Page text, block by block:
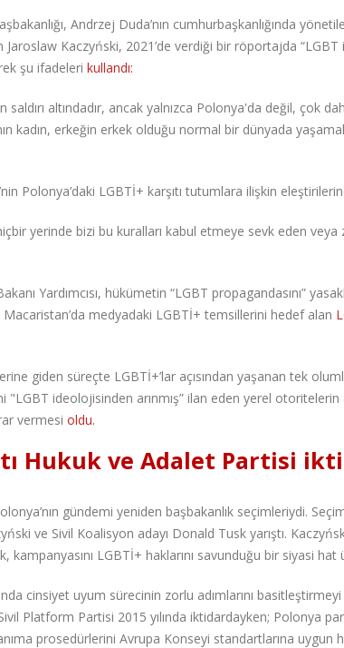
Andrzej Duda’nın cumhurbaşkanlığında
Kaczyński, 2021’de verdiği bir röportajda “LGBT
şu ifadeleri kullandı:
saldırı altındadır, ancak yalnızca Polonya'da değil, çok
kadın, erkeğin erkek olduğu normal bir dünyada
Polonya’daki LGBTİ+ karşıtı tutumlara ilişkin
yerinde bizi bu kuralları kabul etmeye sevk eden
Yardımcısı, hükümetin “LGBT propagandasını”
Macaristan’da medyadaki LGBTİ+ temsillerini hedef alan
giden süreçte LGBTİ+’lar açısından yaşanan tek
"LGBT ideolojisinden arınmış” ilan eden yerel otoritelerin
vermesi oldu.
Hukuk ve Adalet Partisi
gündemi yeniden başbakanlık seçimleriydi.
ve Sivil Koalisyon adayı Donald Tusk yarıştı.
kampanyasını LGBTİ+ haklarını savunduğu bir siyasi hat
cinsiyet uyum sürecinin zorlu adımlarını
Platform Partisi 2015 yılında iktidardayken; Polonya
prosedürlerini Avrupa Konseyi standartlarına uygun